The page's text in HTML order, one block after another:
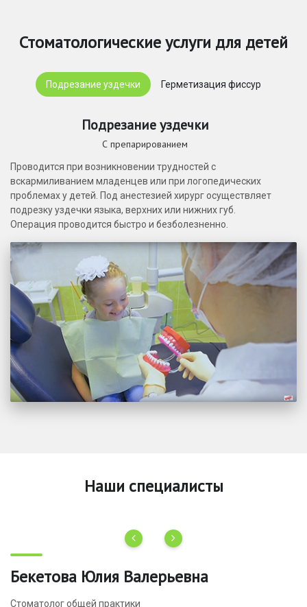
Стоматологические услуги для детей
Подрезание уздечки Герметизация фиссур
Подрезание уздечки
С препарированием
Проводится при возникновении трудностей с
вскармиливанием младенцев или при логопедических
проблемах у детей. Под анестезией хирург осуществляет
подрезку уздечки языка, верхних или нижних губ.
Операция проводится быстро и безболезненно.
Наши специалисты
Бекетова Юлия Валерьевна
Стоматолог общей практики